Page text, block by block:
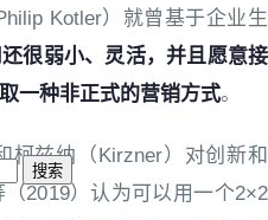
Kotler）就曾基于企业生
很弱小、灵活，并且愿意接
一种非正式的营销方式。
柯兹纳（Kirzner）对创新和
2019）认为可以用一个2×2